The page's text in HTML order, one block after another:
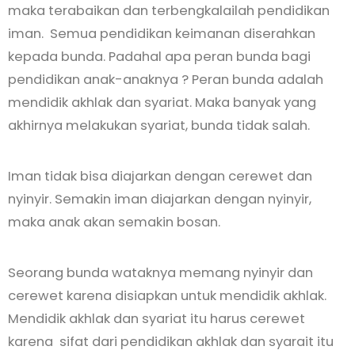
maka terabaikan dan terbengkalailah pendidikan
iman. Semua pendidikan keimanan diserahkan
kepada bunda. Padahal apa peran bunda bagi
pendidikan anak-anaknya ? Peran bunda adalah
mendidik akhlak dan syariat. Maka banyak yang
akhirnya melakukan syariat, bunda tidak salah.
Iman tidak bisa diajarkan dengan cerewet dan
nyinyir. Semakin iman diajarkan dengan nyinyir,
maka anak akan semakin bosan.
Seorang bunda wataknya memang nyinyir dan
cerewet karena disiapkan untuk mendidik akhlak.
Mendidik akhlak dan syariat itu harus cerewet
karena sifat dari pendidikan akhlak dan syarait itu